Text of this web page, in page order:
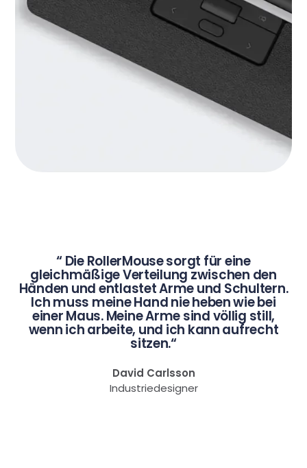
“ Die RollerMouse sorgt für eine
gleichmäßige Verteilung zwischen den
Händen und entlastet Arme und Schultern.
Ich muss meine Hand nie heben wie bei
einer Maus. Meine Arme sind völlig still,
wenn ich arbeite, und ich kann aufrecht
sitzen.“
David Carlsson
Industriedesigner